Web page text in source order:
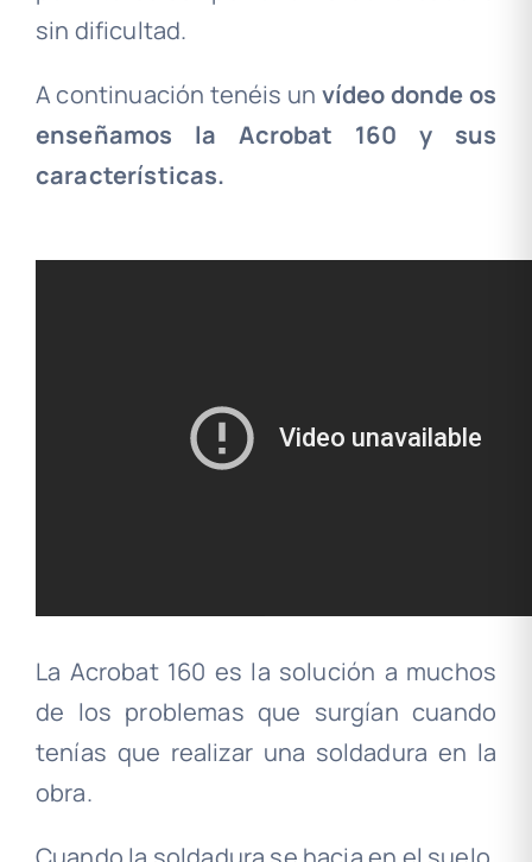
sin dificultad.
A continuación tenéis un vídeo donde os
enseñamos la Acrobat 160 y sus
características.
La Acrobat 160 es la solución a muchos
de los problemas que surgían cuando
tenías que realizar una soldadura en la
obra.